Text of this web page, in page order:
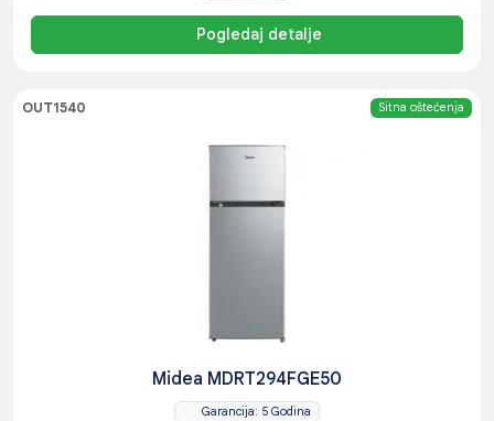
Pogledaj detalje
OUT1540 Sitna oštećenja
Midea MDRT294FGE50
Garancija: 5 Godina